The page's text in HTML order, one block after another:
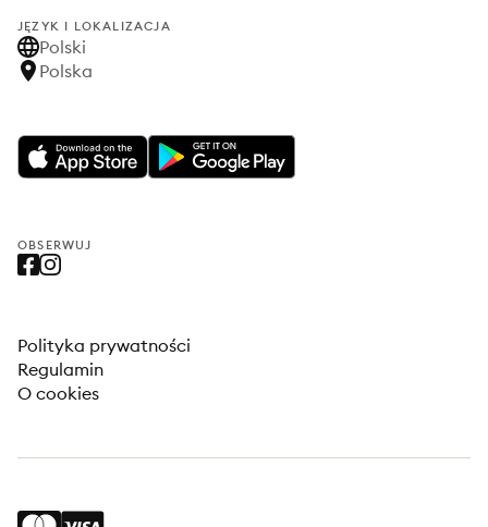
JĘZYK I LOKALIZACJA
Polski
Polska
OBSERWUJ
Polityka prywatności
Regulamin
O cookies